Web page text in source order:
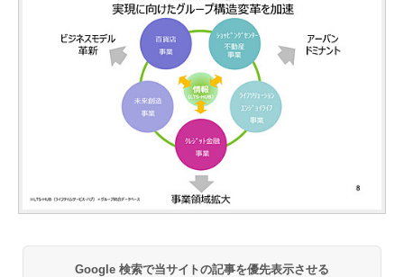
Google 検索で当サイトの記事を優先表示させる